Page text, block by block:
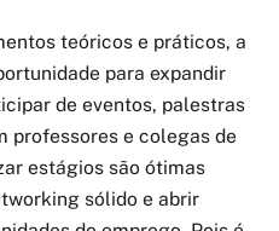
teóricos e práticos, a
para expandir
de eventos, palestras
professores e colegas de
estágios são ótimas
sólido e abrir